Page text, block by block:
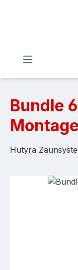
Zum Hauptinhalt
Bundle
Hutyra
Bildergalerie